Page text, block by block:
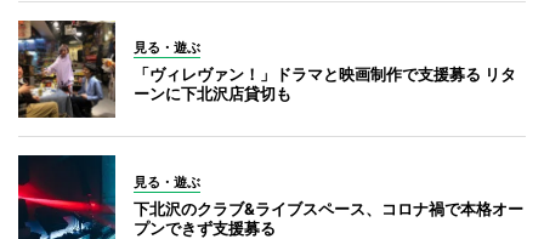
見る・遊ぶ
「ヴィレヴァン！」ドラマと映画制作で支援募る リタ
ーンに下北沢店貸切も
見る・遊ぶ
下北沢のクラブ&ライブスペース、コロナ禍で本格オー
プンできず支援募る